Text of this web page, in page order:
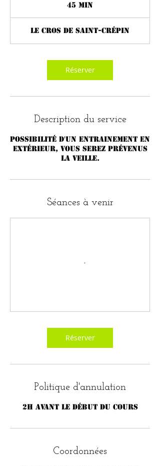
45 min
i
n
Le Cros de Saint-Crépin
Réserver
Description du service
Possibilité d'un entrainement en
extérieur, vous serez prévenus
la veille.
Séances à venir
Réserver
Politique d'annulation
2h avant le début du cours
Coordonnées